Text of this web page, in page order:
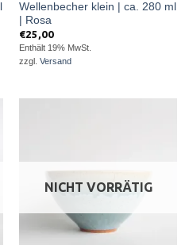
Wellenbecher klein | ca. 280 ml
| Rosa
€25,00
Enthält 19% MwSt.
zzgl. Versand
NICHT VORRÄTIG